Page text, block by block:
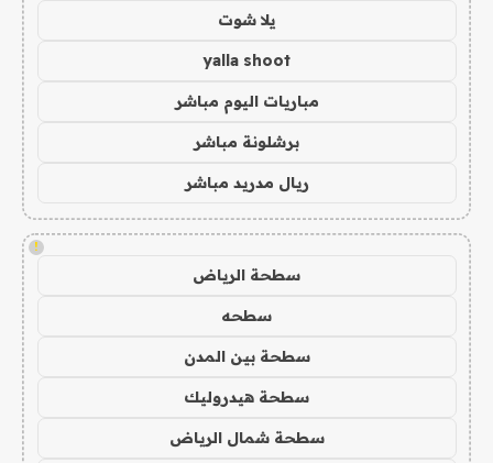
يلا شوت
yalla shoot
مباريات اليوم مباشر
برشلونة مباشر
ريال مدريد مباشر
!
سطحة الرياض
سطحه
سطحة بين المدن
سطحة هيدروليك
سطحة شمال الرياض